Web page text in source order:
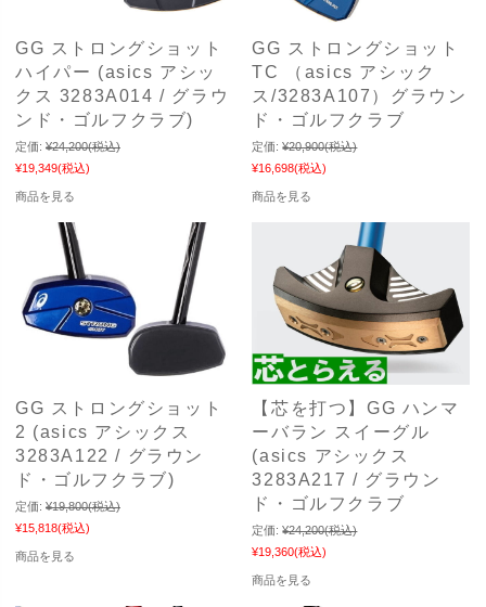
GG ストロングショット
ハイパー (asics アシッ
クス 3283A014 / グラウ
ンド・ゴルフクラブ)
定価: ¥24,200(税込)
¥19,349(税込)
商品を見る
GG ストロングショット
TC （asics アシック
ス/3283A107）グラウン
ド・ゴルフクラブ
定価: ¥20,900(税込)
¥16,698(税込)
商品を見る
GG ストロングショット
2 (asics アシックス
3283A122 / グラウン
ド・ゴルフクラブ)
定価: ¥19,800(税込)
¥15,818(税込)
商品を見る
【芯を打つ】GG ハンマ
ーバラン スイーグル
(asics アシックス
3283A217 / グラウン
ド・ゴルフクラブ
定価: ¥24,200(税込)
¥19,360(税込)
商品を見る